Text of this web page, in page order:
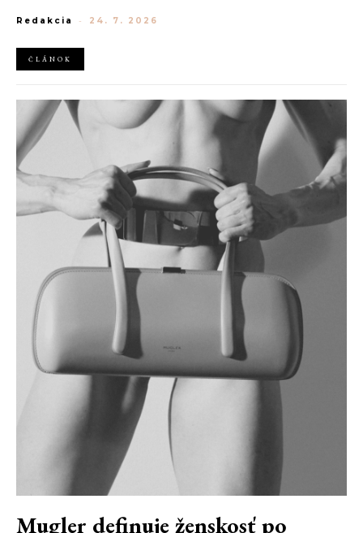
udržateľnosť naznačujú, že klasické týždne módy môžu čoskoro
Redakcia - 24. 7. 2026
ČLÁNOK
Mugler definuje ženskosť po